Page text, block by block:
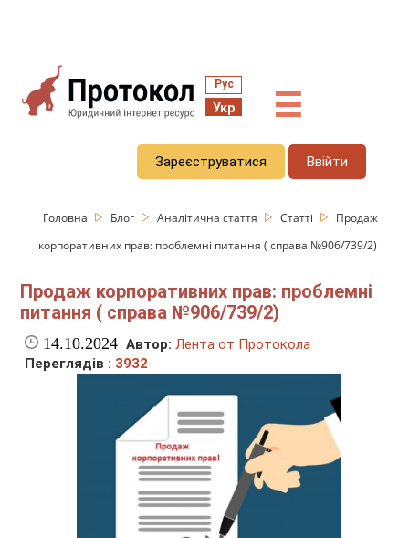
Рус
Укр ☰
Зареєструватися Ввійти
Головна Блог Аналітична стаття Статті
Продаж
корпоративних прав: проблемні питання ( справа №906/739/2)
Продаж корпоративних прав: проблемні
питання ( справа №906/739/2)
14.10.2024 Автор: Лента от Протокола
Переглядів : 3932